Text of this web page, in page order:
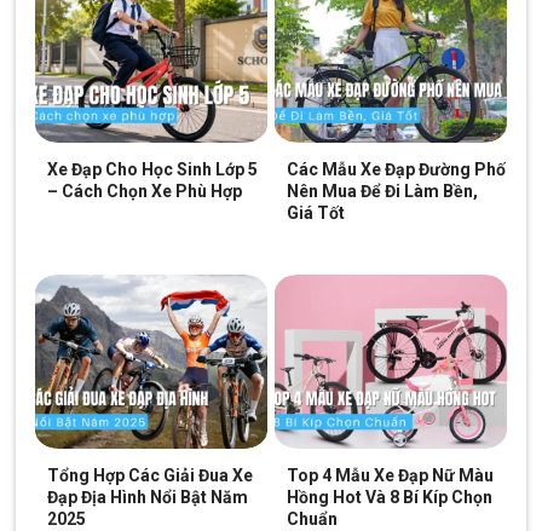
kỹ năng đạp xe và tạo nên những chuyến dạo chơi vui vẻ, thú vị.
HỆ THỐNG TRUYỀN ĐỘNG BAO GỒM: XÍCH,
Xe Đạp Cho Học Sinh Lớp 5
– Cách Chọn Xe Phù Hợp
Các Mẫu Xe Đạp Đường Phố
Nên Mua Để Đi Làm Bền,
Giá Tốt
Tổng Hợp Các Giải Đua Xe
Đạp Địa Hình Nổi Bật Năm
2025
Top 4 Mẫu Xe Đạp Nữ Màu
Hồng Hot Và 8 Bí Kíp Chọn
Chuẩn